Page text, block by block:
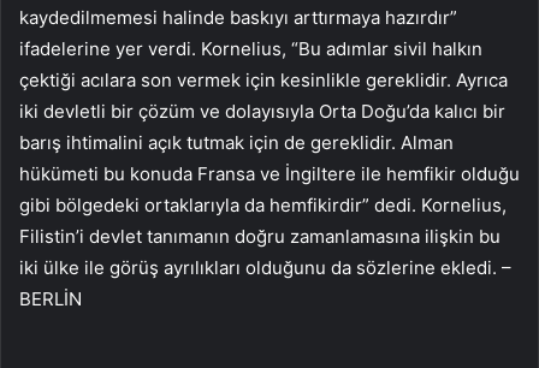
kaydedilmemesi halinde baskıyı arttırmaya hazırdır”
ifadelerine yer verdi. Kornelius, “Bu adımlar sivil halkın
çektiği acılara son vermek için kesinlikle gereklidir. Ayrıca
iki devletli bir çözüm ve dolayısıyla Orta Doğu’da kalıcı bir
barış ihtimalini açık tutmak için de gereklidir. Alman
hükümeti bu konuda Fransa ve İngiltere ile hemfikir olduğu
gibi bölgedeki ortaklarıyla da hemfikirdir” dedi. Kornelius,
Filistin’i devlet tanımanın doğru zamanlamasına ilişkin bu
iki ülke ile görüş ayrılıkları olduğunu da sözlerine ekledi. –
BERLİN